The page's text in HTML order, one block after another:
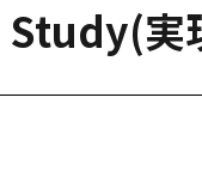
実